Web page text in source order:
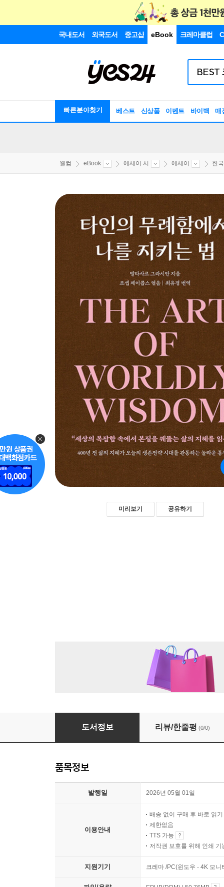
국내도서 외국도서 중고샵 eBook 크레마클럽
빠른분야찾기 베스트 신상품 이벤트 바이백 매
웰컴 eBook 에세이 시 에세이 한
미리보기 공유하기
타인의 무례함에서 나를 지키는 법
도서정보 리뷰/한줄평 (0/0)
품목정보
발행일 2026년 05월 01일
이용안내
배송 없이 구매 후 바로 읽기
제한없음
TTS 가능
저작권 보호를 위해 인쇄 기
지원기기 크레마 /PC(윈도우 - 4K 모